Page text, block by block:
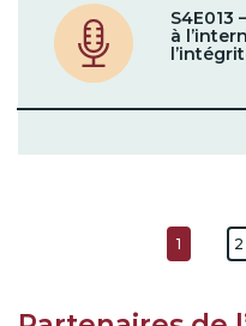
S4E013
à
1 2